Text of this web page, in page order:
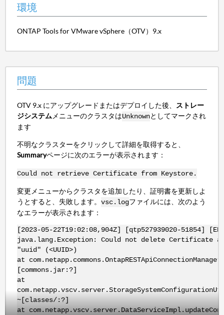
環境
ONTAP Tools for VMware vSphere（OTV）9.x
問題
OTV 9.x にアップグレードまたはデプロイした後、
ストレー
ジシステム メニューのクラスタはUnknownとしてマークされ
ます
不明なクラスターをクリックして詳細を取得すると、
Summaryページに次のエラーが表示されます：
Could not retrieve Certificate from Keystore.
変更メニューからクラスタを追加したり、証明書を更新しよ
うとすると、失敗します。 vsc.logファイルには、次のよう
なエラーが表示されます：
[2023-05-22T19:02:08,904Z] [qtp527939020-51854]
java.lang.Exception: Could not delete
"uuid" (<UUID>)
at
[commons.jar:?]
at
~[classes/:?]
at